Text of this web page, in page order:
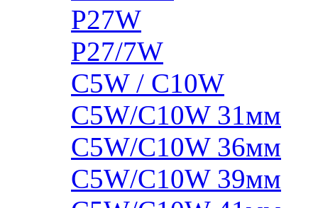
P27W
P27/7W
C5W / C10W
C5W/C10W 31мм
C5W/C10W 36мм
C5W/C10W 39мм